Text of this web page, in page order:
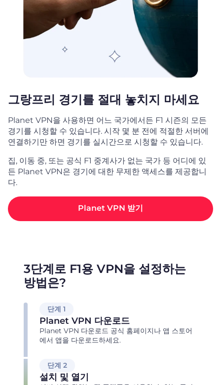
그랑프리 경기를 절대 놓치지 마세요
Planet VPN을 사용하면 어느 국가에서든 F1 시즌의 모든
경기를 시청할 수 있습니다. 시작 몇 분 전에 적절한 서버에
연결하기만 하면 경기를 실시간으로 시청할 수 있습니다.
집, 이동 중, 또는 공식 F1 중계사가 없는 국가 등 어디에 있
든 Planet VPN은 경기에 대한 무제한 액세스를 제공합니
다.
Planet VPN 받기
3단계로 F1용 VPN을 설정하는
방법은?
단계 1
Planet VPN 다운로드
Planet VPN 다운로드 공식 홈페이지나 앱 스토어
에서 앱을 다운로드하세요.
단계 2
설치 및 열기